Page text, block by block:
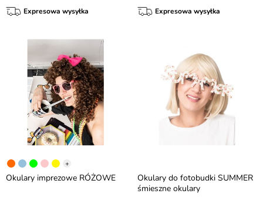
Expresowa wysyłka Expresowa wysyłka
+
Okulary imprezowe RÓŻOWE
Okulary do fotobudki SUMMER
śmieszne okulary